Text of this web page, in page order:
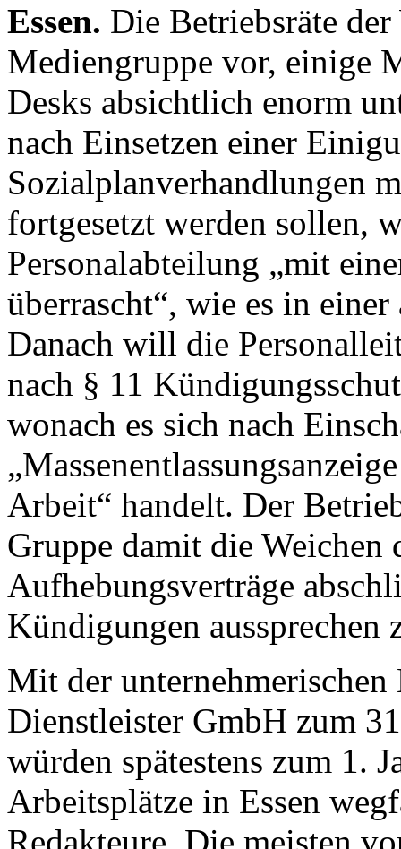
Essen. Die Betriebsräte
Mediengruppe vor, einige
Desks absichtlich enorm
nach Einsetzen einer
Sozialplanverhandlungen
fortgesetzt werden sollen,
Personalabteilung „mit
überrascht“, wie es in
Danach will die
nach § 11
wonach es sich nach
Arbeit“ handelt. Der
Gruppe damit die
Aufhebungsverträge
Kündigungen aussprechen
Mit der
Dienstleister GmbH zum
würden spätestens zum 1.
Arbeitsplätze in Essen
Redakteure. Die meisten